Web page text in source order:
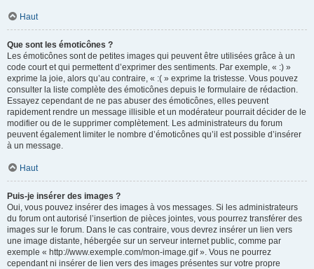
Haut
Que sont les émoticônes ?
Les émoticônes sont de petites images qui peuvent être utilisées grâce à un
code court et qui permettent d’exprimer des sentiments. Par exemple, « :) »
exprime la joie, alors qu’au contraire, « :( » exprime la tristesse. Vous pouvez
consulter la liste complète des émoticônes depuis le formulaire de rédaction.
Essayez cependant de ne pas abuser des émoticônes, elles peuvent
rapidement rendre un message illisible et un modérateur pourrait décider de le
modifier ou de le supprimer complètement. Les administrateurs du forum
peuvent également limiter le nombre d’émoticônes qu’il est possible d’insérer
à un message.
Haut
Puis-je insérer des images ?
Oui, vous pouvez insérer des images à vos messages. Si les administrateurs
du forum ont autorisé l’insertion de pièces jointes, vous pourrez transférer des
images sur le forum. Dans le cas contraire, vous devrez insérer un lien vers
une image distante, hébergée sur un serveur internet public, comme par
exemple « http://www.exemple.com/mon-image.gif ». Vous ne pourrez
cependant ni insérer de lien vers des images présentes sur votre propre